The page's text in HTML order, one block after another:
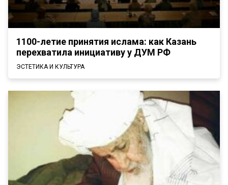
1100-летие принятия ислама: как Казань
перехватила инициативу у ДУМ РФ
ЭСТЕТИКА И КУЛЬТУРА